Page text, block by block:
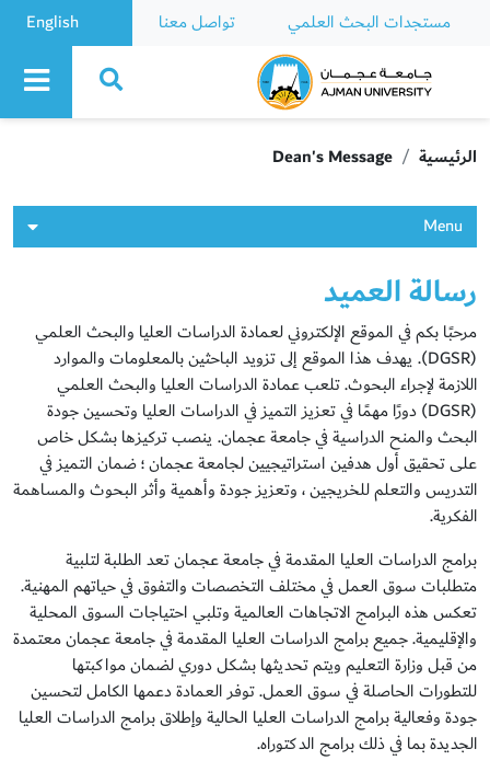
مستجدات البحث العلمي تواصل معنا English
Ajman University
الرئيسية Dean's Message
Menu
رسالة العميد
مرحبًا بكم في الموقع الإلكتروني لعمادة الدراسات العليا والبحث العلمي
(DGSR). يهدف هذا الموقع إلى تزويد الباحثين بالمعلومات والموارد
اللازمة لإجراء البحوث. تلعب عمادة الدراسات العليا والبحث العلمي
(DGSR) دورًا مهمًا في تعزيز التميز في الدراسات العليا وتحسين جودة
البحث والمنح الدراسية في جامعة عجمان. ينصب تركيزها بشكل خاص
على تحقيق أول هدفين استراتيجيين لجامعة عجمان ؛ ضمان التميز في
التدريس والتعلم للخريجين ، وتعزيز جودة وأهمية وأثر البحوث والمساهمة
الفكرية.
برامج الدراسات العليا المقدمة في جامعة عجمان تعد الطلبة لتلبية
متطلبات سوق العمل في مختلف التخصصات والتفوق في حياتهم المهنية.
تعكس هذه البرامج الاتجاهات العالمية وتلبي احتياجات السوق المحلية
والإقليمية. جميع برامج الدراسات العليا المقدمة في جامعة عجمان معتمدة
من قبل وزارة التعليم ويتم تحديثها بشكل دوري لضمان مواكبتها
للتطورات الحاصلة في سوق العمل. توفر العمادة دعمها الكامل لتحسين
جودة وفعالية برامج الدراسات العليا الحالية وإطلاق برامج الدراسات العليا
الجديدة بما في ذلك برامج الدكتوراه.